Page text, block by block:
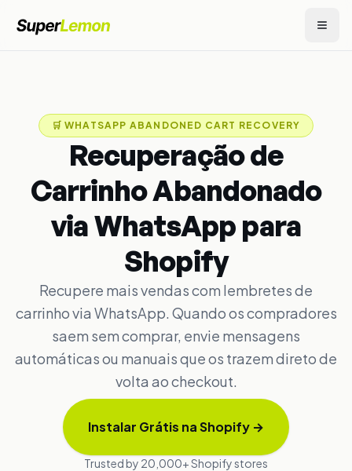
🛒 WHATSAPP ABANDONED CART RECOVERY
Recuperação de
Carrinho Abandonado
via WhatsApp para
Shopify
Recupere mais vendas com lembretes de
carrinho via WhatsApp. Quando os compradores
saem sem comprar, envie mensagens
automáticas ou manuais que os trazem direto de
volta ao checkout.
Instalar Grátis na Shopify →
Trusted by 20,000+ Shopify stores